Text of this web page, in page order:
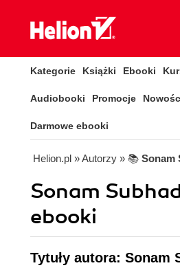
Kategorie Książki Ebooki
Audiobooki Promocje
Darmowe ebooki
Helion.pl » Autorzy » 📚 Sonam
Sonam
ebooki
Tytuły autora: Sonam